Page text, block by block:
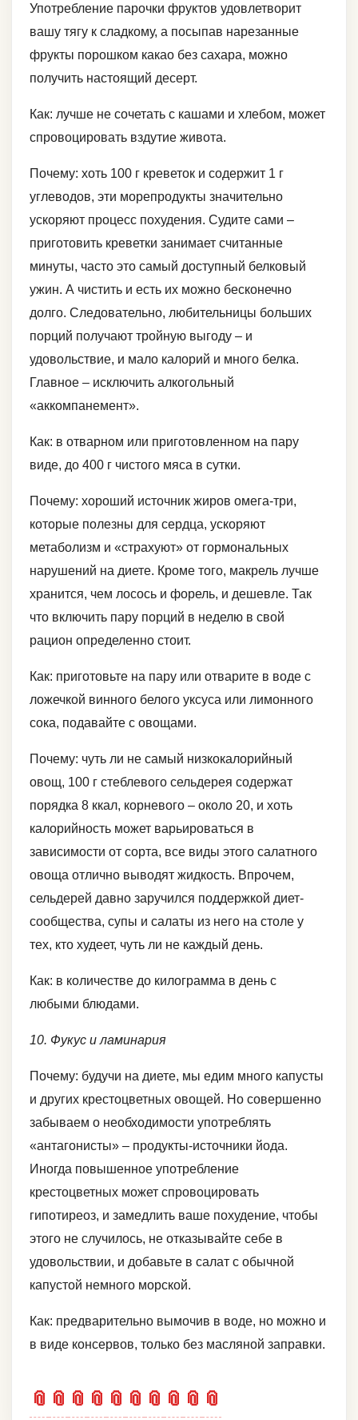
Употребление парочки фруктов удовлетворит
вашу тягу к сладкому, а посыпав нарезанные
фрукты порошком какао без сахара, можно
получить настоящий десерт.
Как: лучше не сочетать с кашами и хлебом, может
спровоцировать вздутие живота.
Почему: хоть 100 г креветок и содержит 1 г
углеводов, эти морепродукты значительно
ускоряют процесс похудения. Судите сами –
приготовить креветки занимает считанные
минуты, часто это самый доступный белковый
ужин. А чистить и есть их можно бесконечно
долго. Следовательно, любительницы больших
порций получают тройную выгоду – и
удовольствие, и мало калорий и много белка.
Главное – исключить алкогольный
«аккомпанемент».
Как: в отварном или приготовленном на пару
виде, до 400 г чистого мяса в сутки.
Почему: хороший источник жиров омега-три,
которые полезны для сердца, ускоряют
метаболизм и «страхуют» от гормональных
нарушений на диете. Кроме того, макрель лучше
хранится, чем лосось и форель, и дешевле. Так
что включить пару порций в неделю в свой
рацион определенно стоит.
Как: приготовьте на пару или отварите в воде с
ложечкой винного белого уксуса или лимонного
сока, подавайте с овощами.
Почему: чуть ли не самый низкокалорийный
овощ, 100 г стеблевого сельдерея содержат
порядка 8 ккал, корневого – около 20, и хоть
калорийность может варьироваться в
зависимости от сорта, все виды этого салатного
овоща отлично выводят жидкость. Впрочем,
сельдерей давно заручился поддержкой диет-
сообщества, супы и салаты из него на столе у
тех, кто худеет, чуть ли не каждый день.
Как: в количестве до килограмма в день с
любыми блюдами.
10. Фукус и ламинария
Почему: будучи на диете, мы едим много капусты
и других крестоцветных овощей. Но совершенно
забываем о необходимости употреблять
«антагонисты» – продукты-источники йода.
Иногда повышенное употребление
крестоцветных может спровоцировать
гипотиреоз, и замедлить ваше похудение, чтобы
этого не случилось, не отказывайте себе в
удовольствии, и добавьте в салат с обычной
капустой немного морской.
Как: предварительно вымочив в воде, но можно и
в виде консервов, только без масляной заправки.
📎 📎 📎 📎 📎 📎 📎 📎 📎 📎